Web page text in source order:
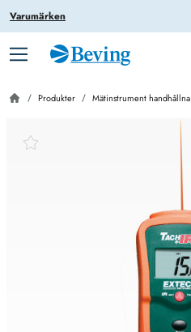
Varumärken
Produkter Mätinstrument handhållna